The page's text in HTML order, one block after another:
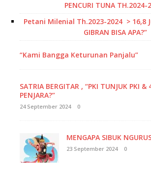
PENCURI TUNA TH.2024-
Petani Milenial Th.2023-2024 > 16,8
GIBRAN BISA APA?”
“Kami Bangga Keturunan Panjalu”
SATRIA BERGITAR , “PKI TUNJUK PKI &
PENJARA?”
24 September 2024 0
MENGAPA SIBUK
23 September 2024 0